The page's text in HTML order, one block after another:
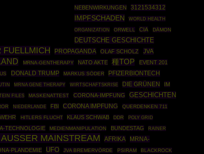
NEBENWIRKUNGEN
3121534312
IMPFSCHADEN
WORLD HEALTH
ORGANIZATION
ORWELL CIA DÄMON
DEUTSCHE GESCHICHTE
FUELLMICH PROPAGANDA OLAF SCHOLZ
JVA
MRNA-GENTHERAPY NATO AKTE 種TOP EVENT 201
DONALD TRUMP MARKUS SÖDER
PFIZERBIONTECH
MRNA GENE THERAPY WIRTSCHAFTSKRISE DIE GRÜNEN
IM
FILES MASKENATTEST CORONA-IMPFUNG
GESCHICHTEN
NIEDERLANDE FBI CORONA IMPFUNG QUERDENKEN 711
HITLERS FLUCHT KLAUS SCHWAB DDR POLY GRID
TECHNOLOGIE MEDIENMANIPULATION BUNDESTAG
RAINER
MAINSTREAM AFRIKA
MRNA-
PLANDEMIE UFO JVA BREMERVÖRDE PSIRAM BLACKROCK